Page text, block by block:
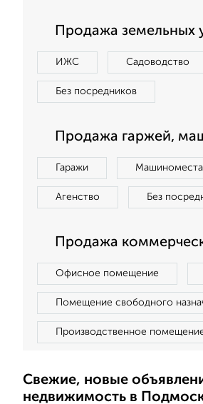
Продажа земельных
ИЖС Садоводство
Без посредников
Продажа гаржей,
Гаражи Машиноместа
Агенство Без
Продажа
Офисное помещение
Помещение свободного
Производственное
Свежие, новые
недвижимость в